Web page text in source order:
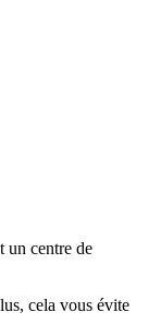
un centre de
cela vous évite